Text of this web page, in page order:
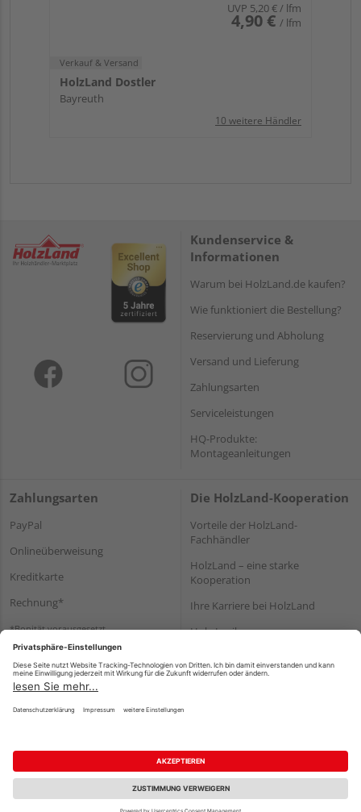
UVP 5,20 €/ lfm
4,90 € / lfm
Verkauf & Versand
HolzLand Dostler
Bayreuth
10 weitere Händler
Kundenservice &
Informationen
Warum bei HolzLand.de kaufen?
Wie funktioniert die Bestellung?
Reservierung und Abholung
Versand und Lieferung
Zahlungsarten
Serviceleistungen
HQ-Produkte:
Montageanleitungen
Zahlungsarten
PayPal
Onlineüberweisung
Kreditkarte
Rechnung*
*Bonität vorausgesetzt
Die HolzLand-Kooperation
Vorteile der HolzLand-
Fachhändler
HolzLand – eine starke
Kooperation
Ihre Karriere bei HolzLand
Holz-Lexikon
Impressum Datenschutz
Nutzungsbedingungen
Barrierefreiheitserklärung
Vertrag widerrufen